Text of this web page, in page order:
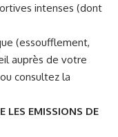
intenses (dont
(essoufflement,
auprès de votre
consultez la
LES EMISSIONS DE